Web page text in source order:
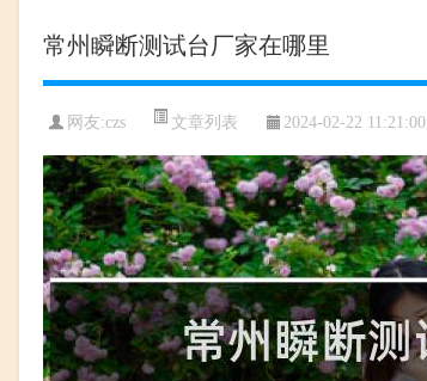
常州瞬断测试台厂家在哪里
网友:czs 文章列表 2024-02-22 11:21:00